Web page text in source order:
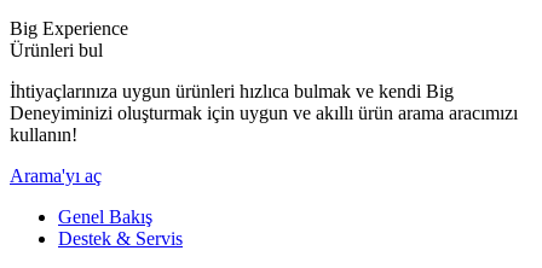
Big Experience
Ürünleri bul
İhtiyaçlarınıza uygun ürünleri hızlıca bulmak ve kendi Big
Deneyiminizi oluşturmak için uygun ve akıllı ürün arama aracımızı
kullanın!
Arama'yı aç
Genel Bakış
Destek & Servis